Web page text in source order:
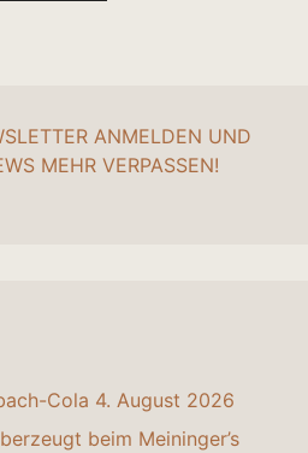
ANMELDEN UND
MEHR VERPASSEN!
Cola 4. August 2026
beim Meininger’s